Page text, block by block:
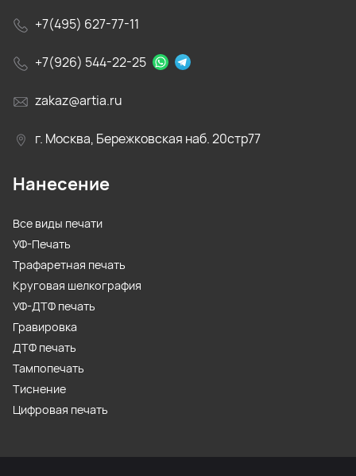
+7(495) 627-77-11
+7(926) 544-22-25
zakaz@artia.ru
г. Москва, Бережковская наб. 20стр77
Нанесение
Все виды печати
УФ-Печать
Трафаретная печать
Круговая шелкография
УФ-ДТФ печать
Гравировка
ДТФ печать
Тампопечать
Тиснение
Цифровая печать